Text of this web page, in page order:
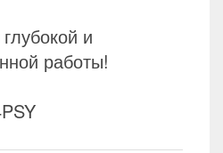
и
работы!